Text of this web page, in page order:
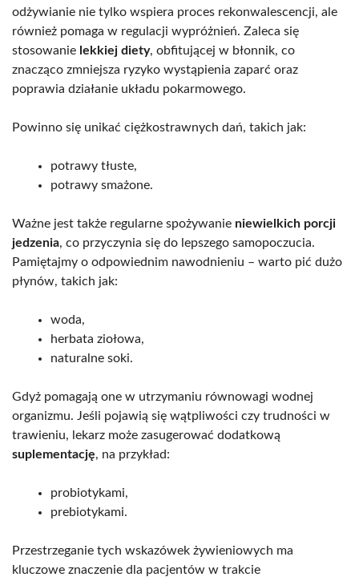
odżywianie nie tylko wspiera proces rekonwalescencji, ale
również pomaga w regulacji wypróżnień. Zaleca się
stosowanie lekkiej diety, obfitującej w błonnik, co
znacząco zmniejsza ryzyko wystąpienia zaparć oraz
poprawia działanie układu pokarmowego.
Powinno się unikać ciężkostrawnych dań, takich jak:
potrawy tłuste,
potrawy smażone.
Ważne jest także regularne spożywanie niewielkich porcji
jedzenia, co przyczynia się do lepszego samopoczucia.
Pamiętajmy o odpowiednim nawodnieniu – warto pić dużo
płynów, takich jak:
woda,
herbata ziołowa,
naturalne soki.
Gdyż pomagają one w utrzymaniu równowagi wodnej
organizmu. Jeśli pojawią się wątpliwości czy trudności w
trawieniu, lekarz może zasugerować dodatkową
suplementację, na przykład:
probiotykami,
prebiotykami.
Przestrzeganie tych wskazówek żywieniowych ma
kluczowe znaczenie dla pacjentów w trakcie